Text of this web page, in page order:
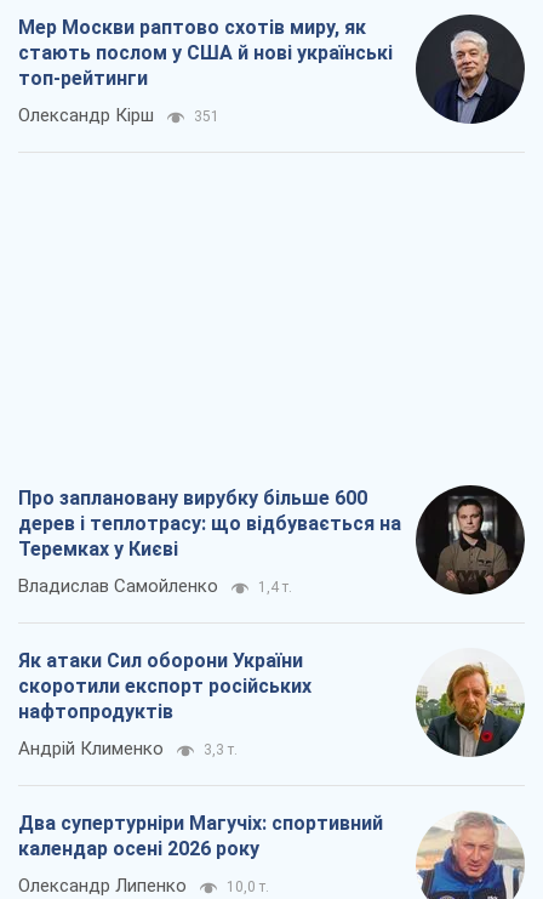
Мер Москви раптово схотів миру, як
стають послом у США й нові українські
топ-рейтинги
Олександр Кірш 351
Про заплановану вирубку більше 600
дерев і теплотрасу: що відбувається на
Теремках у Києві
Владислав Самойленко 1,4 т.
Як атаки Сил оборони України
скоротили експорт російських
нафтопродуктів
Андрій Клименко 3,3 т.
Два супертурніри Магучіх: спортивний
календар осені 2026 року
Олександр Липенко 10,0 т.